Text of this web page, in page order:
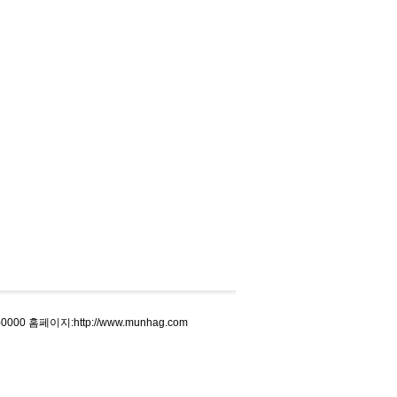
홈페이지:http://www.munhag.com